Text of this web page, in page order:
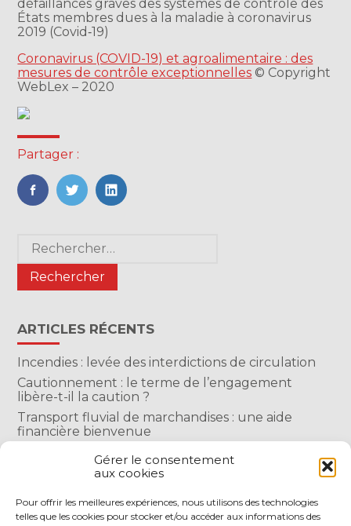
Gérer le consentement
aux cookies
Pour offrir les meilleures expériences, nous utilisons des technologies
telles que les cookies pour stocker et/ou accéder aux informations des
défaillances graves des systèmes de contrôle des
États membres dues à la maladie à coronavirus
2019 (Covid‐19)
Coronavirus (COVID-19) et agroalimentaire : des
mesures de contrôle exceptionnelles © Copyright
WebLex – 2020
Partager :
FaceBook
TwitterLinkedIn
Blog
sidebar
Rechercher :
ARTICLES RÉCENTS
Incendies : levée des interdictions de circulation
Cautionnement : le terme de l’engagement
libère-t-il la caution ?
Transport fluvial de marchandises : une aide
financière bienvenue
comptent-elles ?